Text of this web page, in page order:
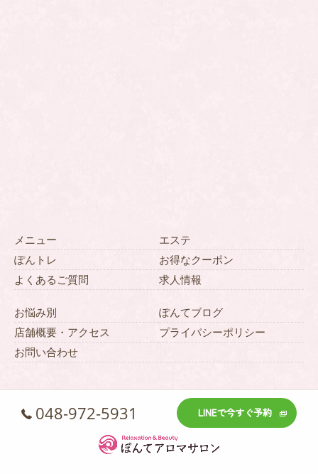
メニュー
エステ
ぽんトレ
お得なクーポン
よくあるご質問
求人情報
お悩み別
ぽんてブログ
店舗概要・アクセス
プライバシーポリシー
お問い合わせ
048-972-5931 LINEで今すぐ予約